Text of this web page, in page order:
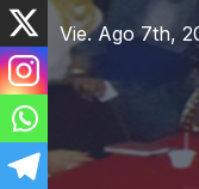
Vie. Ago 7th,